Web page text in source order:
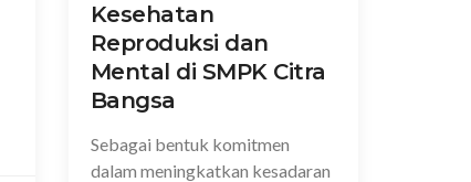
Kesehatan
Reproduksi dan
Mental di SMPK Citra
Bangsa
Sebagai bentuk komitmen
dalam meningkatkan kesadaran